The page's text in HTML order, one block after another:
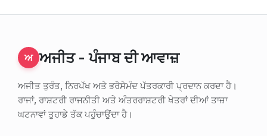
ਅ ਅਜੀਤ - ਪੰਜਾਬ ਦੀ ਆਵਾਜ਼
ਅਜੀਤ ਤੁਰੰਤ, ਨਿਰਪੱਖ ਅਤੇ ਭਰੋਸੇਮੰਦ ਪੱਤਰਕਾਰੀ ਪ੍ਰਦਾਨ ਕਰਦਾ ਹੈ।
ਰਾਜਾਂ, ਰਾਸ਼ਟਰੀ ਰਾਜਨੀਤੀ ਅਤੇ ਅੰਤਰਰਾਸ਼ਟਰੀ ਖੇਤਰਾਂ ਦੀਆਂ ਤਾਜ਼ਾ
ਘਟਨਾਵਾਂ ਤੁਹਾਡੇ ਤੱਕ ਪਹੁੰਚਾਉਂਦਾ ਹੈ।